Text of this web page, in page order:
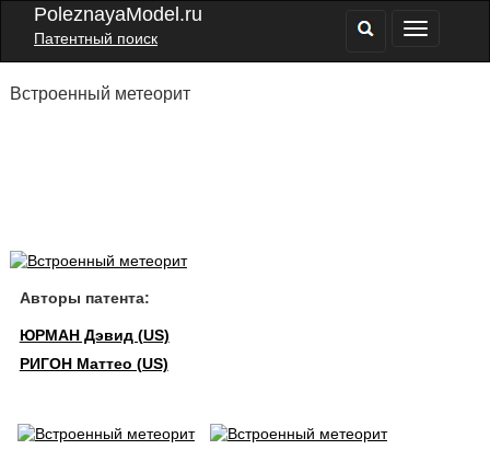
PoleznayaModel.ru
Патентный поиск
Встроенный метеорит
Авторы патента:
ЮРМАН Дэвид (US)
РИГОН Маттео (US)